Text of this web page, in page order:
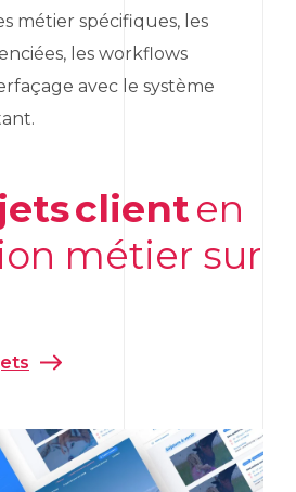
métier spécifiques, les
les workflows
avec le système
clienten
métier sur